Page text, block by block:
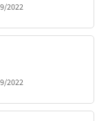
2022
2022